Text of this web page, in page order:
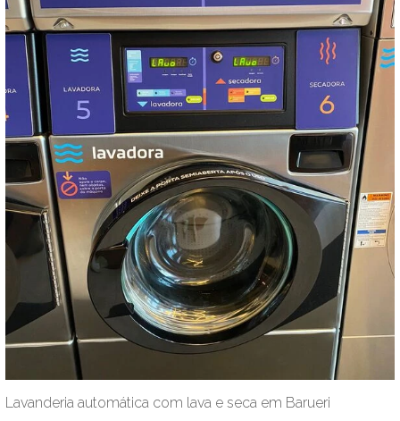
Lavanderia automática com lava e seca em Barueri